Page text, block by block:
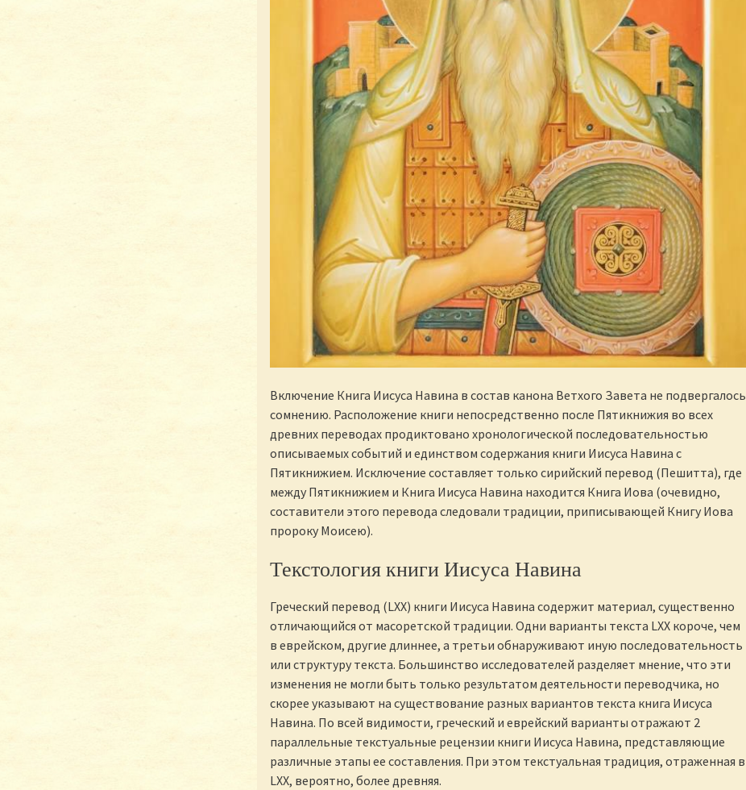
Включение Книга Иисуса Навина в состав канона Ветхого Завета не подвергалось
сомнению. Расположение книги непосредственно после Пятикнижия во всех
древних переводах продиктовано хронологической последовательностью
описываемых событий и единством содержания книги Иисуса Навина с
Пятикнижием. Исключение составляет только сирийский перевод (Пешитта), где
между Пятикнижием и Книга Иисуса Навина находится Книга Иова (очевидно,
составители этого перевода следовали традиции, приписывающей Книгу Иова
пророку Моисею).
Текстология книги Иисуса Навина
Греческий перевод (LXX) книги Иисуса Навина содержит материал, существенно
отличающийся от масоретской традиции. Одни варианты текста LXX короче, чем
в еврейском, другие длиннее, а третьи обнаруживают иную последовательность
или структуру текста. Большинство исследователей разделяет мнение, что эти
изменения не могли быть только результатом деятельности переводчика, но
скорее указывают на существование разных вариантов текста книга Иисуса
Навина. По всей видимости, греческий и еврейский варианты отражают 2
параллельные текстуальные рецензии книги Иисуса Навина, представляющие
различные этапы ее составления. При этом текстуальная традиция, отраженная в
LXX, вероятно, более древняя.